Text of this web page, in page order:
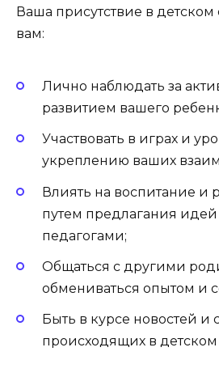
Ваша присутствие в детском
вам:
Лично наблюдать за
развитием вашего
Участвовать в играх и
укреплению ваших
Влиять на воспитание и
путем предлагания
педагогами;
Общаться с другими
обмениваться опытом и
Быть в курсе новостей и
происходящих в детском